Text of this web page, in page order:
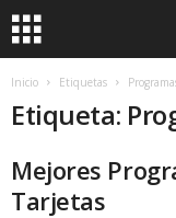
Inicio Etiquetas
Etiqueta:
Mejores
Tarjetas